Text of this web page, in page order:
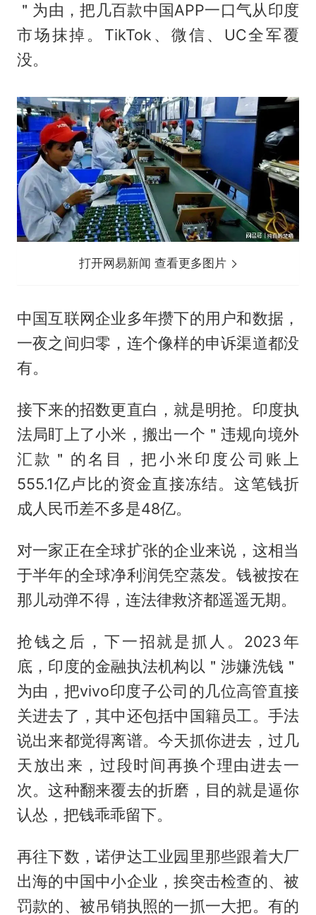
＂为由，把几百款中国APP一口气从印度
市场抹掉。TikTok、微信、UC全军覆
没。
打开网易新闻 查看更多图片
中国互联网企业多年攒下的用户和数据，
一夜之间归零，连个像样的申诉渠道都没
有。
接下来的招数更直白，就是明抢。印度执
法局盯上了小米，搬出一个＂违规向境外
汇款＂的名目，把小米印度公司账上
555.1亿卢比的资金直接冻结。这笔钱折
成人民币差不多是48亿。
对一家正在全球扩张的企业来说，这相当
于半年的全球净利润凭空蒸发。钱被按在
那儿动弹不得，连法律救济都遥遥无期。
抢钱之后，下一招就是抓人。2023年
底，印度的金融执法机构以＂涉嫌洗钱＂
为由，把vivo印度子公司的几位高管直接
关进去了，其中还包括中国籍员工。手法
说出来都觉得离谱。今天抓你进去，过几
天放出来，过段时间再换个理由进去一
次。这种翻来覆去的折磨，目的就是逼你
认怂，把钱乖乖留下。
再往下数，诺伊达工业园里那些跟着大厂
出海的中国中小企业，挨突击检查的、被
罚款的、被吊销执照的一抓一大把。有的